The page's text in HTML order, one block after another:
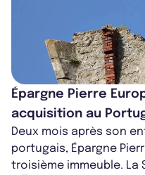
Épargne Pierre
acquisition au
Deux mois après son
portugais, Épargne
troisième immeuble. La